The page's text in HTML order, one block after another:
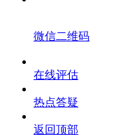
微信二维码
在线评估
热点答疑
返回顶部